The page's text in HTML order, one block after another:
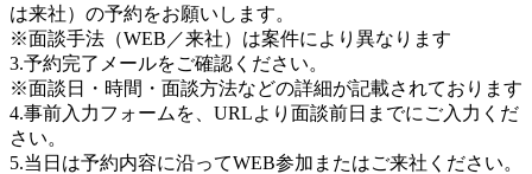
は来社）の予約をお願いします。
※面談手法（WEB／来社）は案件により異なります
3.予約完了メールをご確認ください。
※面談日・時間・面談方法などの詳細が記載されております
4.事前入力フォームを、URLより面談前日までにご入力くだ
さい。
5.当日は予約内容に沿ってWEB参加またはご来社ください。